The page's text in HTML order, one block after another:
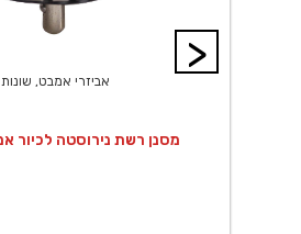
>
אביזרי אמבט, שונות
מסנן רשת נירוסטה לכיור